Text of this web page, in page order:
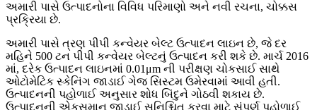
અમારી પાસે ઉત્પાદનોના વિવિધ પરિમાણો અને નવી રચના, ચોક્કસ
પ્રક્રિયા છે.
અમારી પાસે ત્રણ પીપી કન્વેયર બેલ્ટ ઉત્પાદન લાઇન છે, જે દર
મહિને 500 ટન પીપી કન્વેયર બેલ્ટનું ઉત્પાદન કરી શકે છે. માર્ચ 2016
માં, દરેક ઉત્પાદન લાઇનમાં 0.01μm ની પરીક્ષણ ચોકસાઈ સાથે
ઓટોમેટિક સ્કેનિંગ જાડાઈ ગેજ સિસ્ટમ ઉમેરવામાં આવી હતી.
ઉત્પાદનની પહોળાઈ અનુસાર શોધ બિંદુને ગોઠવી શકાય છે.
ઉત્પાદનની એકસમાન જાડાઈ સુનિશ્ચિત કરવા માટે સંપૂર્ણ પહોળાઈ